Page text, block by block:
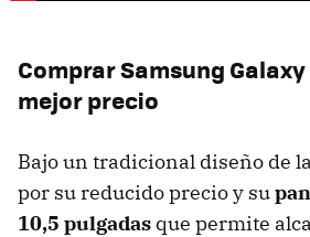
Comprar Samsung Galaxy
mejor precio
Bajo un tradicional diseño de
por su reducido precio y su
10,5 pulgadas que permite